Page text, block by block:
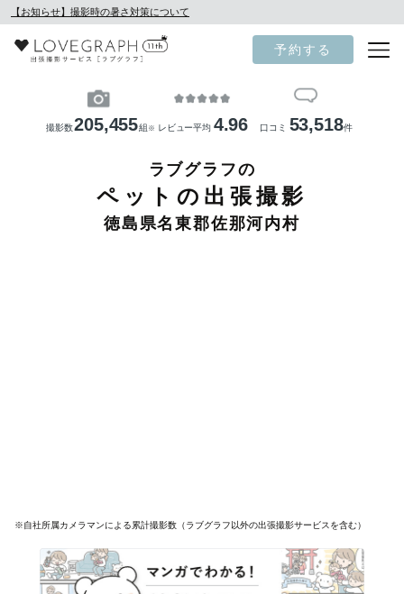
【お知らせ】撮影時の暑さ対策について
予約する
撮影数205,455組 ※ レビュー平均 4.96 口コミ 53,518件
ラブグラフの
ペットの出張撮影
徳島県名東郡佐那河内村
※自社所属カメラマンによる累計撮影数（ラブグラフ以外の出張撮影サービスを含む）